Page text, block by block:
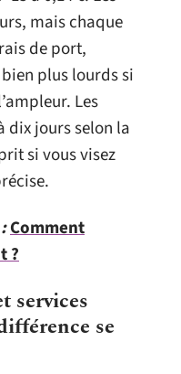
mais chaque
de port,
plus lourds si
Les
dix jours selon la
si vous visez
Comment
?
services
se